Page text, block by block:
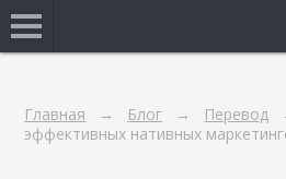
Главная Блог Перевод
эффективных нативных